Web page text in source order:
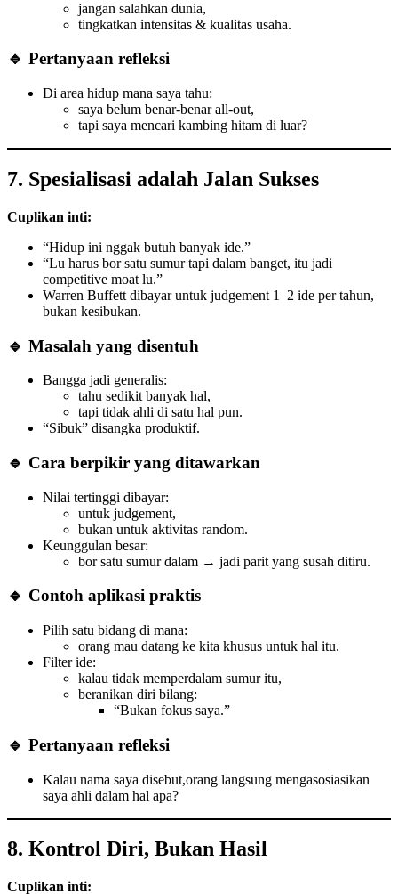
jangan salahkan dunia,
tingkatkan intensitas & kualitas usaha.
🔹 Pertanyaan refleksi
Di area hidup mana saya tahu:
saya belum benar-benar all-out,
tapi saya mencari kambing hitam di luar?
7. Spesialisasi adalah Jalan Sukses
Cuplikan inti:
“Hidup ini nggak butuh banyak ide.”
“Lu harus bor satu sumur tapi dalam banget, itu jadi
competitive moat lu.”
Warren Buffett dibayar untuk judgement 1–2 ide per tahun,
bukan kesibukan.
🔹 Masalah yang disentuh
Bangga jadi generalis:
tahu sedikit banyak hal,
tapi tidak ahli di satu hal pun.
“Sibuk” disangka produktif.
🔹 Cara berpikir yang ditawarkan
Nilai tertinggi dibayar:
untuk judgement,
bukan untuk aktivitas random.
Keunggulan besar:
bor satu sumur dalam → jadi parit yang susah ditiru.
🔹 Contoh aplikasi praktis
Pilih satu bidang di mana:
orang mau datang ke kita khusus untuk hal itu.
Filter ide:
kalau tidak memperdalam sumur itu,
beranikan diri bilang:
“Bukan fokus saya.”
🔹 Pertanyaan refleksi
Kalau nama saya disebut,orang langsung mengasosiasikan
saya ahli dalam hal apa?
8. Kontrol Diri, Bukan Hasil
Cuplikan inti: